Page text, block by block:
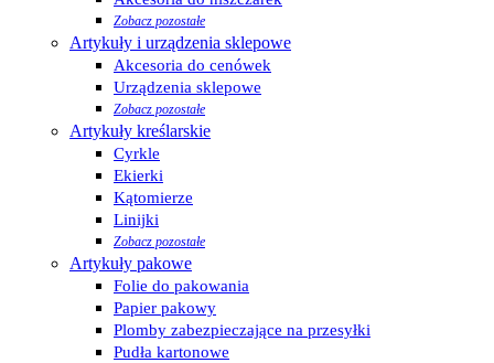
Zobacz pozostałe
Artykuły i urządzenia sklepowe
Akcesoria do cenówek
Urządzenia sklepowe
Zobacz pozostałe
Artykuły kreślarskie
Cyrkle
Ekierki
Kątomierze
Linijki
Zobacz pozostałe
Artykuły pakowe
Folie do pakowania
Papier pakowy
Plomby zabezpieczające na przesyłki
Pudła kartonowe